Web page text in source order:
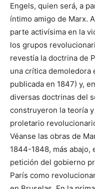
Engels, quien será, a
íntimo amigo de Marx.
parte activísima en la
los grupos
revestía la doctrina de
una crítica demoledora
publicada en 1847) y,
diversas doctrinas del
construyeron la teoría
proletario
Véanse las obras de
1844-1848, más abajo,
petición del gobierno
París como